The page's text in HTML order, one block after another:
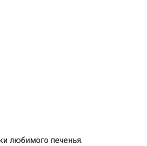
любимого печенья.